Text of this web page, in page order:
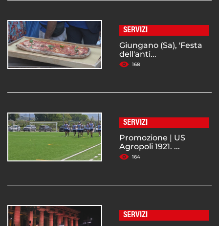
SERVIZI
Giungano (Sa), 'Festa
dell'anti...
168
SERVIZI
Promozione | US
Agropoli 1921. ...
164
SERVIZI